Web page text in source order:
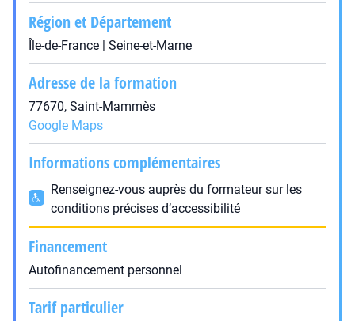
Région et Département
Île-de-France | Seine-et-Marne
Adresse de la formation
77670, Saint-Mammès
Google Maps
Informations complémentaires
Renseignez-vous auprès du formateur sur les
conditions précises d’accessibilité
Financement
Autofinancement personnel
Tarif particulier